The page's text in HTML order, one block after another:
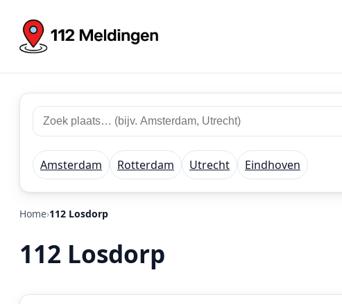
Zoek
112
meldingen
Zoek
plaats
regio
Amsterdam Rotterdam Utrecht Eindhoven
Home 112 Losdorp
112 Losdorp